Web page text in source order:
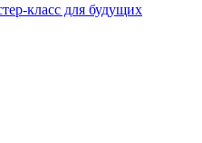
класс для будущих